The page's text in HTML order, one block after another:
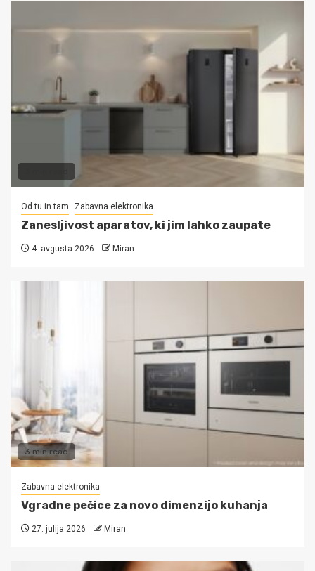
Od tu in tam Zabavna elektronika
Zanesljivost aparatov, ki jim lahko zaupate
4. avgusta 2026 Miran
3 min read
Zabavna elektronika
Vgradne pečice za novo dimenzijo kuhanja
27. julija 2026 Miran